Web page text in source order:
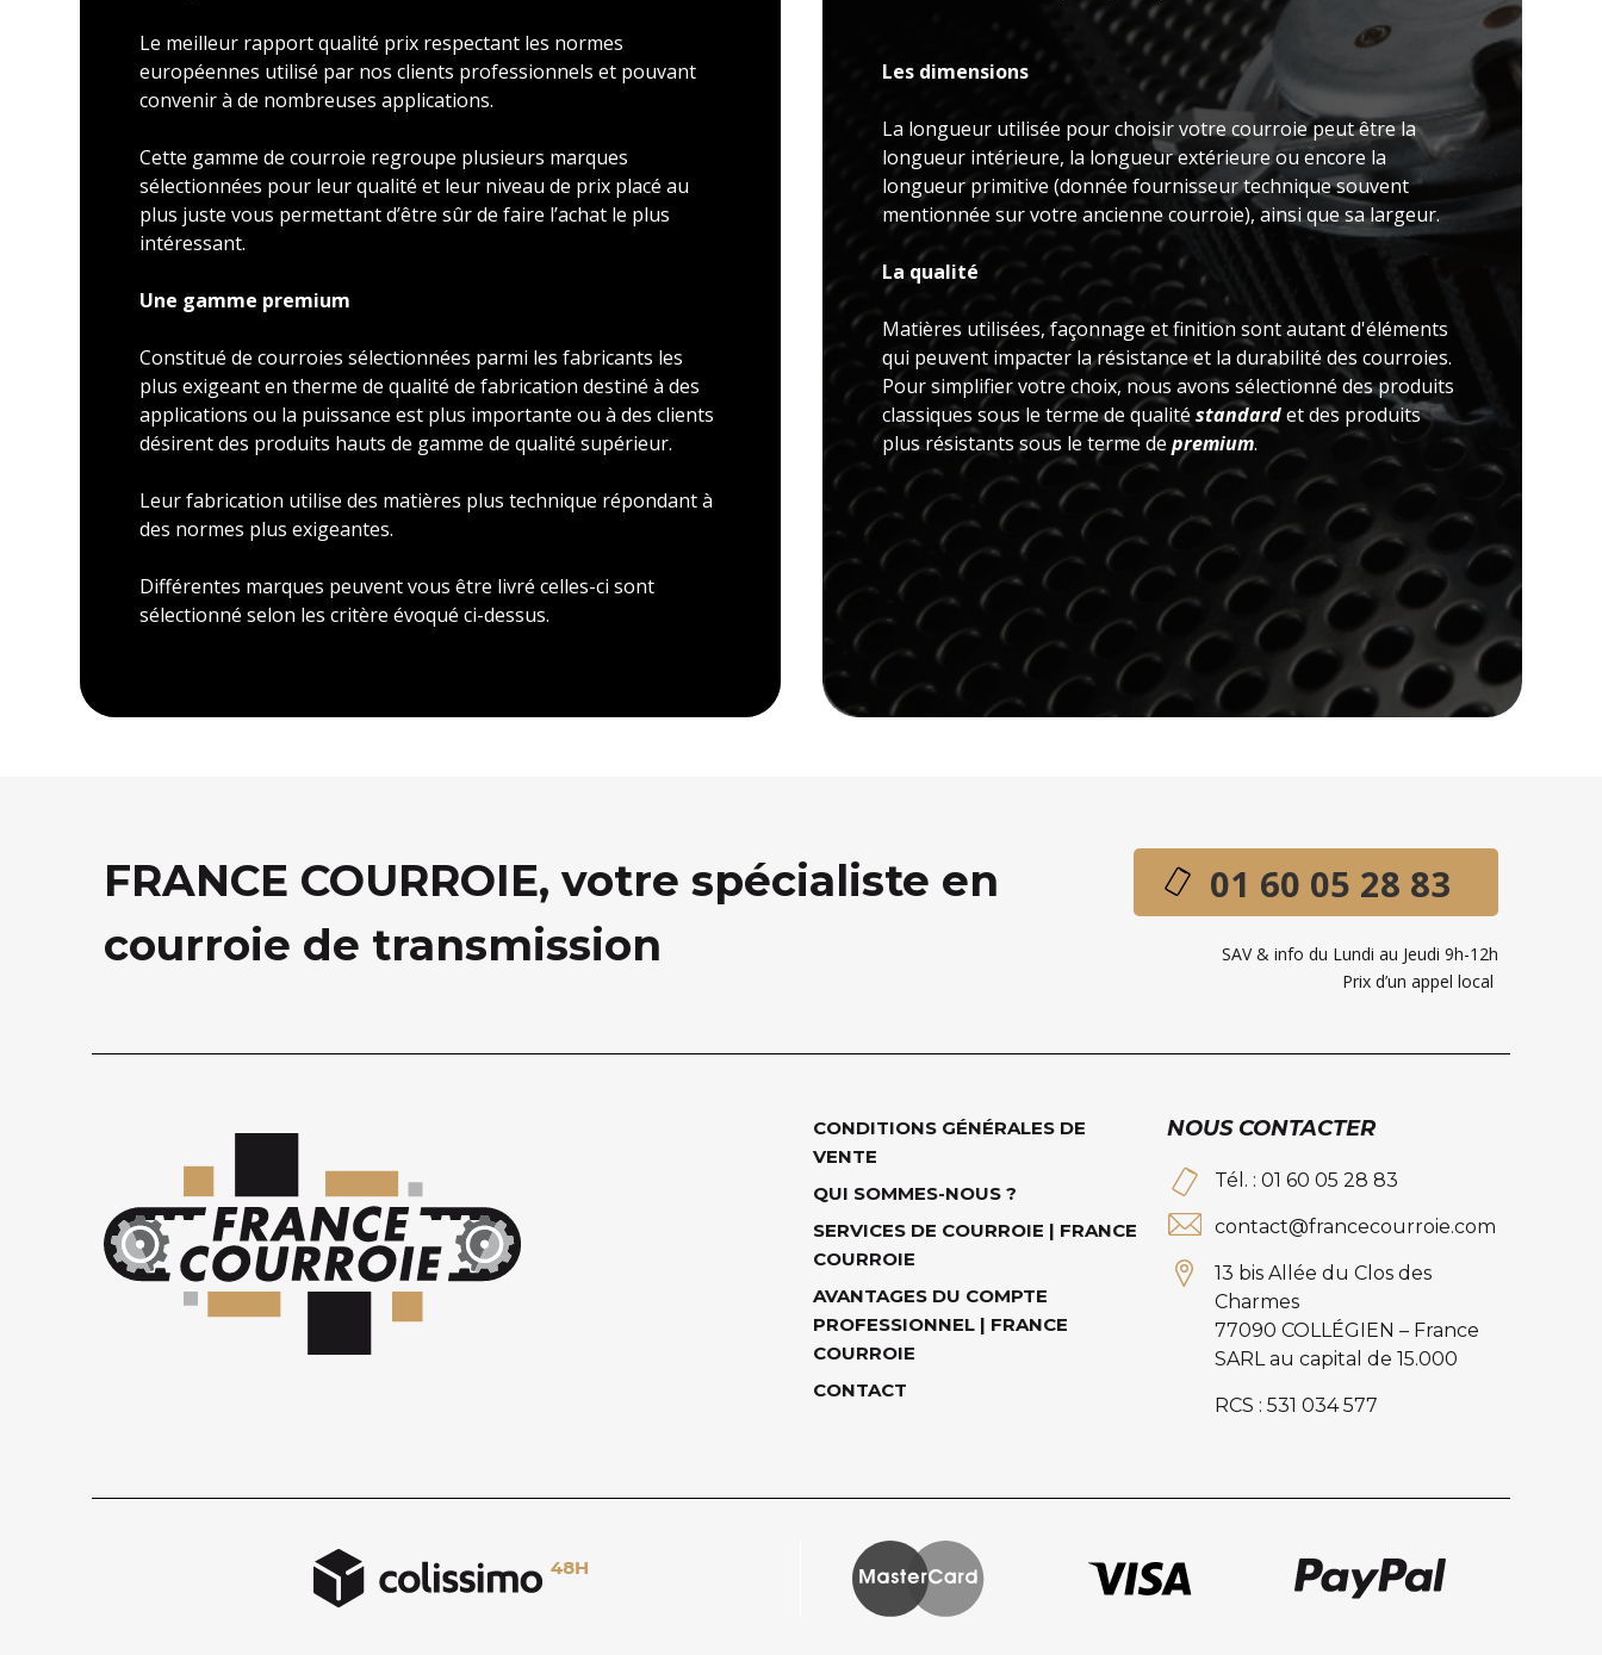
Le meilleur rapport qualité prix respectant les normes
européennes utilisé par nos clients professionnels et pouvant
convenir à de nombreuses applications.
Cette gamme de courroie regroupe plusieurs marques
sélectionnées pour leur qualité et leur niveau de prix placé au
plus juste vous permettant d’être sûr de faire l’achat le plus
intéressant.
Une gamme premium
Constitué de courroies sélectionnées parmi les fabricants les
plus exigeant en therme de qualité de fabrication destiné à des
applications ou la puissance est plus importante ou à des clients
désirent des produits hauts de gamme de qualité supérieur.
Leur fabrication utilise des matières plus technique répondant à
des normes plus exigeantes.
Différentes marques peuvent vous être livré celles-ci sont
sélectionné selon les critère évoqué ci-dessus.
Les dimensions
La longueur utilisée pour choisir votre courroie peut être la
longueur intérieure, la longueur extérieure ou encore la
longueur primitive (donnée fournisseur technique souvent
mentionnée sur votre ancienne courroie), ainsi que sa largeur.
La qualité
Matières utilisées, façonnage et finition sont autant d'éléments
qui peuvent impacter la résistance et la durabilité des courroies.
Pour simplifier votre choix, nous avons sélectionné des produits
classiques sous le terme de qualité standardet des produits
plus résistants sous le terme de premium.
FRANCE COURROIE, votre spécialiste en
courroie de transmission
01 60 05 28 83
SAV & info du Lundi au Jeudi 9h-12h
Prix d’un appel local
CONDITIONS GÉNÉRALES DE
VENTE
QUI SOMMES-NOUS ?
SERVICES DE COURROIE | FRANCE
COURROIE
AVANTAGES DU COMPTE
PROFESSIONNEL | FRANCE
COURROIE
CONTACT
NOUS CONTACTER
Tél. : 01 60 05 28 83
contact@francecourroie.com
13 bis Allée du Clos des
Charmes
77090 COLLÉGIEN – France
SARL au capital de 15.000
RCS : 531 034 577